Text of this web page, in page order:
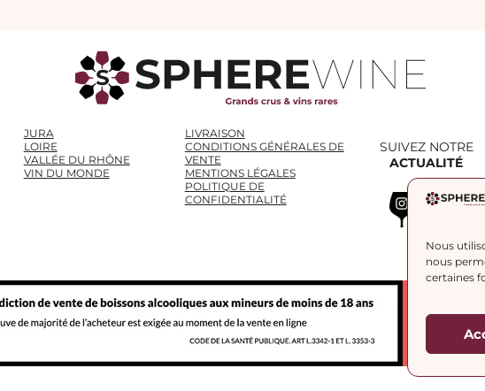
Nous
nous
certaines
JURA
LOIRE
VALLÉE DU RHÔNE
VIN DU MONDE
LIVRAISON
CONDITIONS GÉNÉRALES DE
VENTE
MENTIONS LÉGALES
POLITIQUE DE
CONFIDENTIALITÉ
SUIVEZ NOTRE
ACTUALITÉ
Instagram WhatsApp LinkedIn